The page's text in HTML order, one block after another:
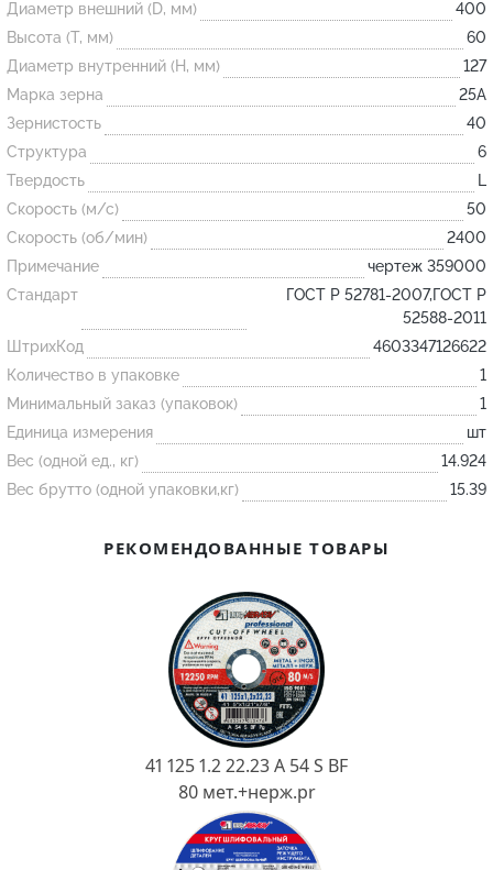
Огнеупорные
изделия
Скачать каталог
Тигель
Муфель
Черпак
Шербер
Трубка
Стержень
Пробка
Подставка
Лодочка
Контакт
Желоб
Диаметр внешний (D, мм)
400
Высота (T, мм)
60
Диаметр внутренний (H, мм)
127
Марка зерна
25А
Зернистость
40
Структура
6
Твердость
L
Скорость (м/с)
50
Скорость (об/мин)
2400
Примечание
чертеж 359000
Стандарт
ГОСТ Р 52781-2007,ГОСТ Р
52588-2011
ШтрихКод
4603347126622
Количество в упаковке
1
Минимальный заказ (упаковок)
1
Единица измерения
шт
Вес (одной ед., кг)
14.924
Вес брутто (одной упаковки,кг)
15.39
РЕКОМЕНДОВАННЫЕ ТОВАРЫ
41 125 1.2 22.23 A 54 S BF
80 мет.+нерж.pr